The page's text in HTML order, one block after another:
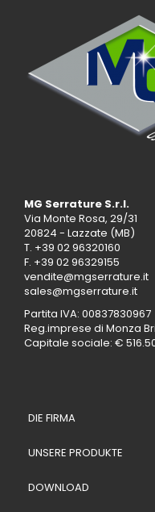
MG Serrature S.r.l.
Via Monte Rosa, 29/31
20824 - Lazzate (MB)
T. +39 02 96320160
F. +39 02 96329155
vendite@mgserrature.it
sales@mgserrature.it
Partita IVA: 00837830967
Reg.imprese di Monza
Capitale sociale: €
DIE FIRMA
UNSERE PRODUKTE
DOWNLOAD